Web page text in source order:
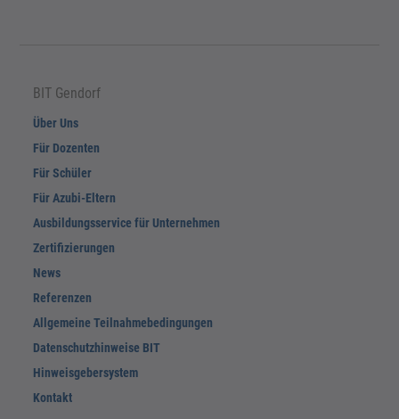
BIT Gendorf
Über Uns
Für Dozenten
Für Schüler
Für Azubi-Eltern
Ausbildungsservice für Unternehmen
Zertifizierungen
News
Referenzen
Allgemeine Teilnahmebedingungen
Datenschutzhinweise BIT
Hinweisgebersystem
Kontakt